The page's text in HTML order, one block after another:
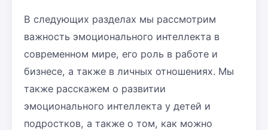
В следующих разделах мы рассмотрим
важность эмоционального интеллекта в
современном мире, его роль в работе и
бизнесе, а также в личных отношениях. Мы
также расскажем о развитии
эмоционального интеллекта у детей и
подростков, а также о том, как можно